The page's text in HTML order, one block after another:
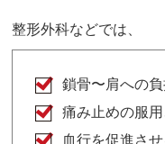
整形外科などでは、
鎖骨〜肩への
痛み止めの服
血行を促進さ